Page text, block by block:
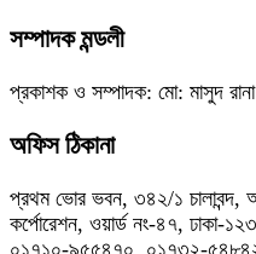
সম্পাদক মন্ডলী
প্রকাশক ও সম্পাদক: মো: মাসুদ রানা
অফিস ঠিকানা
প্রথম ভোর ভবন, ৩৪২/১ চালাবন্দ,
কর্পোরেশন, ওয়ার্ড নং-৪৭, ঢাকা-